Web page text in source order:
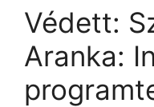
Védett:
Aranka: